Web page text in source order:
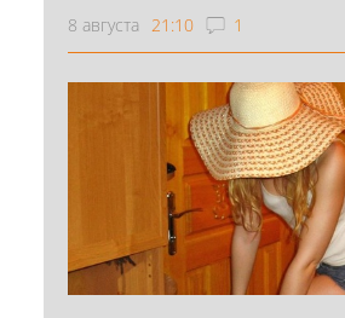
8 августа 21:10 1